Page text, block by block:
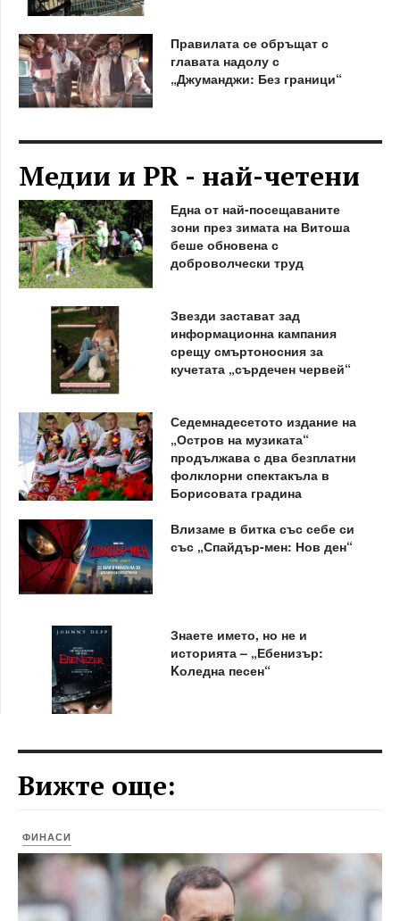
Правилата се обръщат с
главата надолу с
„Джуманджи: Без граници“
Медии и PR - най-четени
Една от най-посещаваните
зони през зимата на Витоша
беше обновена с
доброволчески труд
Звезди застават зад
информационна кампания
срещу смъртоносния за
кучетата „сърдечен червей“
Седемнадесетото издание на
„Остров на музиката“
продължава с два безплатни
фолклорни спектакъла в
Борисовата градина
Влизаме в битка със себе си
със „Спайдър-мен: Нов ден“
Знаете името, но не и
историята – „Ебенизър:
Kоледна песен“
Вижте още:
ФИНАСИ